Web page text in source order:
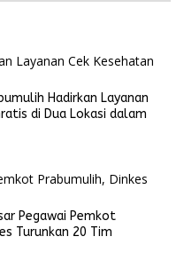
Hadirkan Layanan
di Dua Lokasi dalam
Pegawai Pemkot
Turunkan 20 Tim